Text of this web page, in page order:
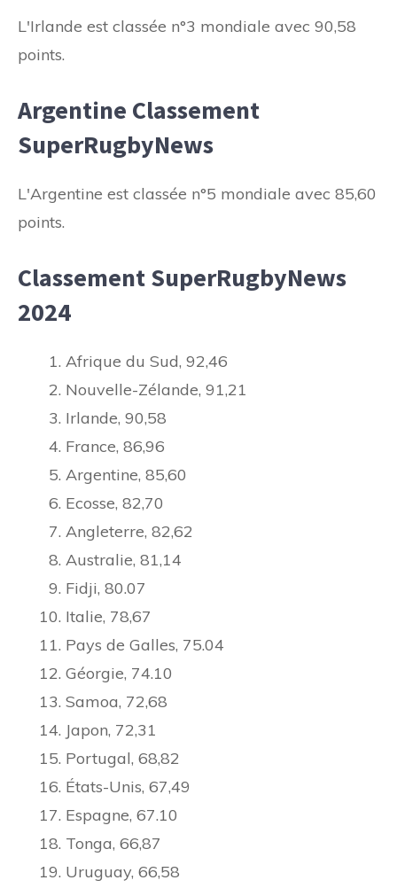
L'Irlande est classée n°3 mondiale avec 90,58
points.
Argentine Classement
SuperRugbyNews
L'Argentine est classée n°5 mondiale avec 85,60
points.
Classement SuperRugbyNews
2024
Afrique du Sud, 92,46
Nouvelle-Zélande, 91,21
Irlande, 90,58
France, 86,96
Argentine, 85,60
Ecosse, 82,70
Angleterre, 82,62
Australie, 81,14
Fidji, 80.07
Italie, 78,67
Pays de Galles, 75.04
Géorgie, 74.10
Samoa, 72,68
Japon, 72,31
Portugal, 68,82
États-Unis, 67,49
Espagne, 67.10
Tonga, 66,87
Uruguay, 66,58